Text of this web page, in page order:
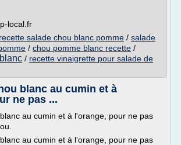
local.fr
recette salade chou blanc pomme / salade
/ chou pomme blanc recette /
/ recette vinaigrette pour salade de
blanc au cumin et à
ne pas ...
au cumin et à l'orange, pour ne pas
au cumin et à l'orange, pour ne pas